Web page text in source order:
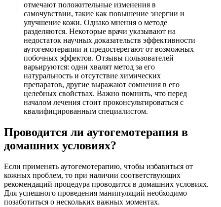
отмечают положительные изменения в
самочувствии, такие как повышение энергии и
улучшение кожи. Однако мнения о методе
разделяются. Некоторые врачи указывают на
недостаток научных доказательств эффективности
аутогемотерапии и предостерегают от возможных
побочных эффектов. Отзывы пользователей
варьируются: одни хвалят метод за его
натуральность и отсутствие химических
препаратов, другие выражают сомнения в его
целебных свойствах. Важно помнить, что перед
началом лечения стоит проконсультироваться с
квалифицированным специалистом.
Проводится ли аутогемотерапия в
домашних условиях?
Если применять аутогемотерапию, чтобы избавиться от
кожных проблем, то при наличии соответствующих
рекомендаций процедура проводится в домашних условиях.
Для успешного проведения манипуляций необходимо
позаботиться о нескольких важных моментах.